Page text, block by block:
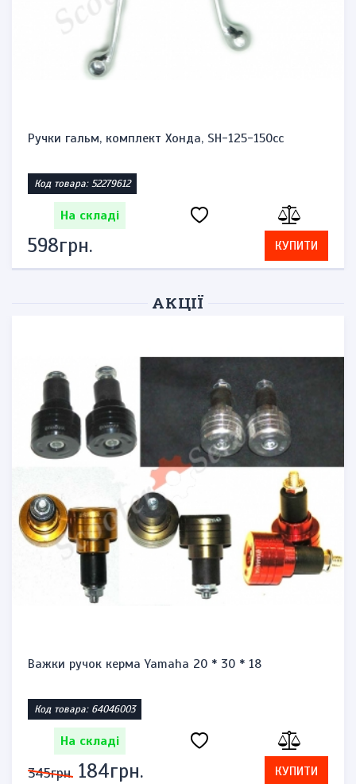
Сальники передньої вилки 51153-45F00-00 Сузукі
Код товара: 42387501
На складі
736грн. КУПИТИ
АКЦІЇ
Запальничка бензинова тип zippo "Honda st1300"
Код товара: 1471864623
На складі
575грн. 276грн. КУПИТИ